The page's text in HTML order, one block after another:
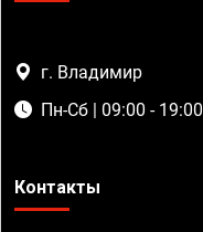
г. Владимир
Пн-Сб | 09:00 - 19:00
Контакты